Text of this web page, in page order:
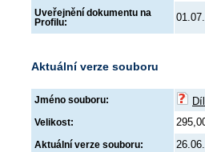
Uveřejnění dokumentu na
Profilu:
Aktuální verze souboru
Jméno souboru:
Velikost:
Aktuální verze souboru: